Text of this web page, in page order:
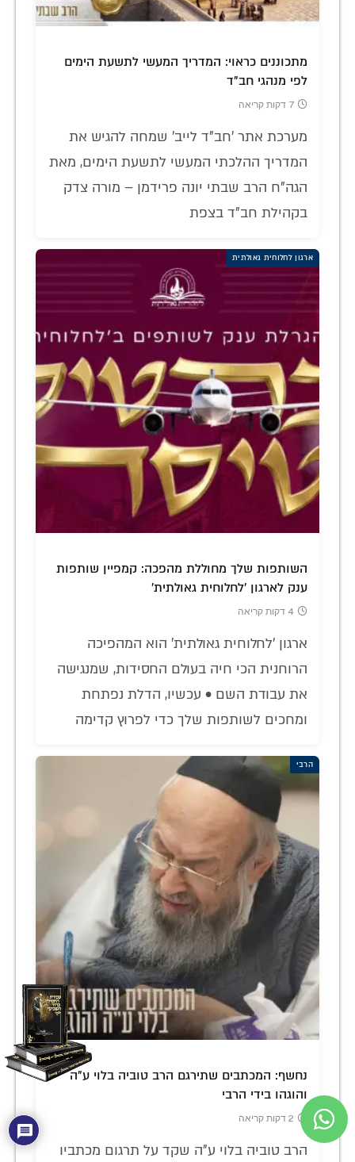
מתכוננים כראוי: המדריך המעשי לתשעת הימים
לפי מנהגי חב"ד
7 דקות קריאה
מערכת אתר 'חב"ד לייב' שמחה להגיש את
המדריך ההלכתי המעשי לתשעת הימים, מאת
הגה"ח הרב שבתי יונה פרידמן – מורה צדק
בקהילת חב"ד בצפת
ארגון לחלוחית גאולתית
השותפות שלך מחוללת מהפכה: קמפיין שותפות
ענק לארגון 'לחלוחית גאולתית'
4 דקות קריאה
ארגון 'לחלוחית גאולתית' הוא המהפיכה
הרוחנית הכי חיה בעולם החסידות, שמנגישה
את עבודת השם • עכשיו, הדלת נפתחת
ומחכים לשותפות שלך כדי לפרוץ קדימה
הרבי
נחשף: המכתבים שתירגם הרב טוביה בלוי ע"ה
והוגהו בידי הרבי
2 דקות קריאה
הרב טוביה בלוי ע"ה שקד על תרגום מכתביו